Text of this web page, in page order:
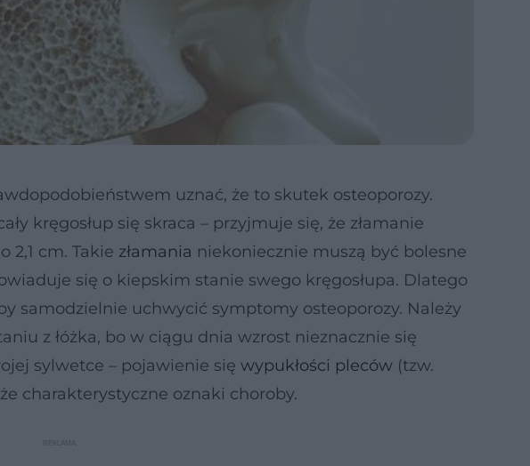
uznać, że to skutek osteoporozy.
kręgosłup się skraca – przyjmuje się, że złamanie
2,1 cm. Takie złamania niekoniecznie muszą być bolesne
się o kiepskim stanie swego kręgosłupa. Dlatego
samodzielnie uchwycić symptomy osteoporozy. Należy
z łóżka, bo w ciągu dnia wzrost nieznacznie się
sylwetce – pojawienie się wypukłości pleców (tzw.
charakterystyczne oznaki choroby.